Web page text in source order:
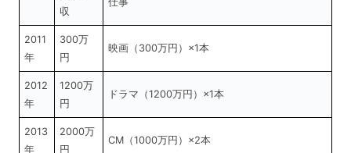
収
2011
年
300万
円
映画（300万円）×1本
2012
年
1200万
円
ドラマ（1200万円）×1本
2013
年
2000万
円
CM（1000万円）×2本